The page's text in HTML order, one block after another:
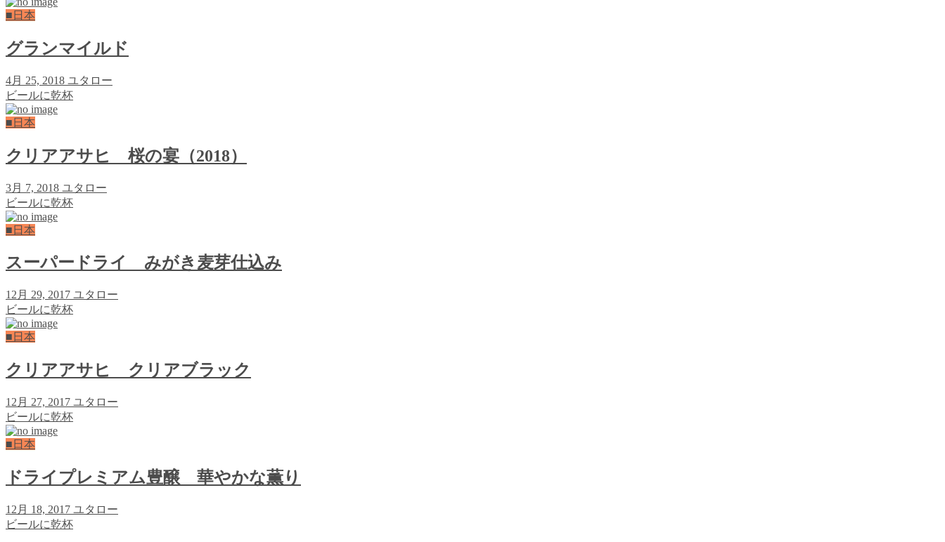
■日本
グランマイルド
4月 25, 2018 ユタロー
ビールに乾杯
■日本
クリアアサヒ 桜の宴（2018）
3月 7, 2018 ユタロー
ビールに乾杯
■日本
スーパードライ みがき麦芽仕込み
12月 29, 2017 ユタロー
ビールに乾杯
■日本
クリアアサヒ クリアブラック
12月 27, 2017 ユタロー
ビールに乾杯
■日本
ドライプレミアム豊醸 華やかな薫り
12月 18, 2017 ユタロー
ビールに乾杯